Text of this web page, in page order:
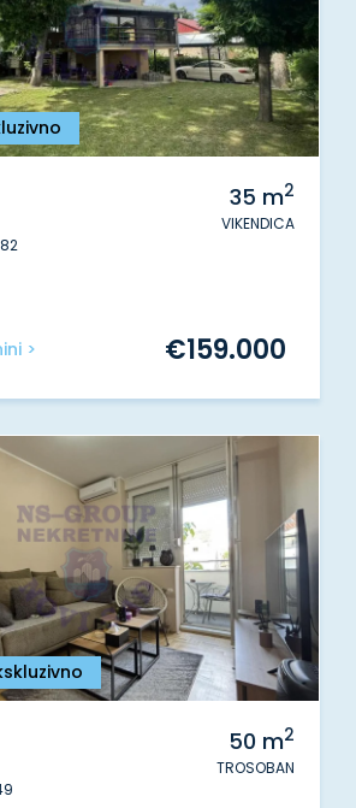
35 m2
VIKENDICA
> €159.000
50 m2
TROSOBAN